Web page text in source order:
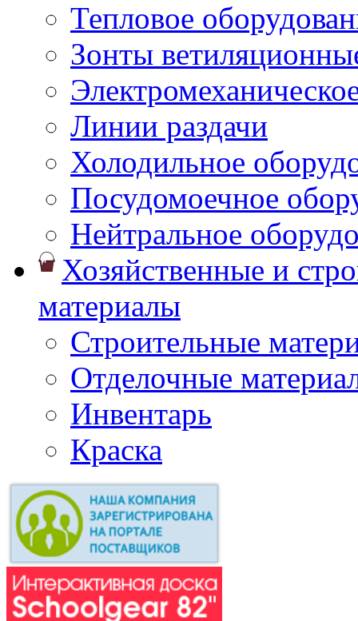
Тепловое
Зонты
Линии раздачи
Холодильное
Посудомоечное
Нейтральное
Хозяйственные и
материалы
Строительные
Отделочные
Инвентарь
Краска